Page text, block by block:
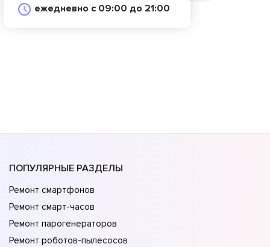
ежедневно с 09:00 до 21:00
ПОПУЛЯРНЫЕ РАЗДЕЛЫ
Ремонт смартфонов
Ремонт смарт-часов
Ремонт парогенераторов
Ремонт роботов-пылесосов